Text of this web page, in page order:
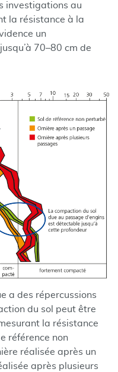
investigations au
la résistance à la
un
70–80 cm de
a des répercussions
du sol peut être
la résistance
référence non
réalisée après un
après plusieurs